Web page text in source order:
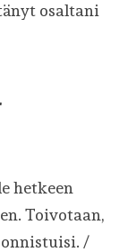
osaltani
hetkeen
Toivotaan,
onnistuisi. /